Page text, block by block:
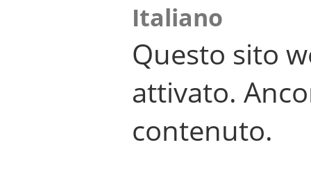
Italiano
Questo sito
attivato.
contenuto.